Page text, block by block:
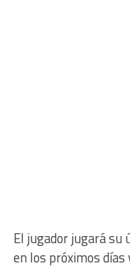
El jugador jugará
en los próximos días